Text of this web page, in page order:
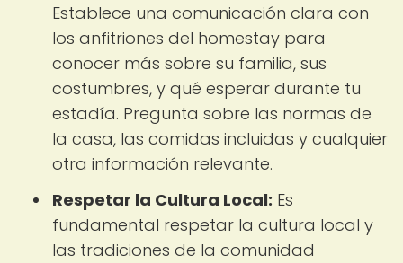
Establece una comunicación clara con
los anfitriones del homestay para
conocer más sobre su familia, sus
costumbres, y qué esperar durante tu
estadía. Pregunta sobre las normas de
la casa, las comidas incluidas y cualquier
otra información relevante.
Respetar la Cultura Local: Es
fundamental respetar la cultura local y
las tradiciones de la comunidad